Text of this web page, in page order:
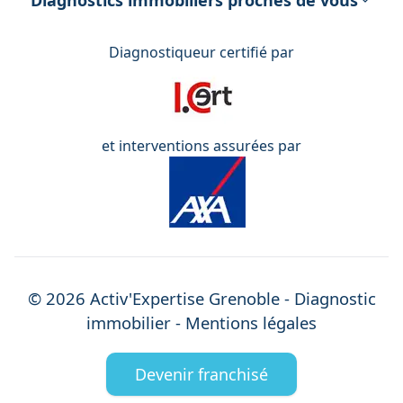
Diagnostiqueur certifié par
et interventions assurées par
© 2026 Activ'Expertise Grenoble- Diagnostic
immobilier - Mentions légales
Devenir franchisé